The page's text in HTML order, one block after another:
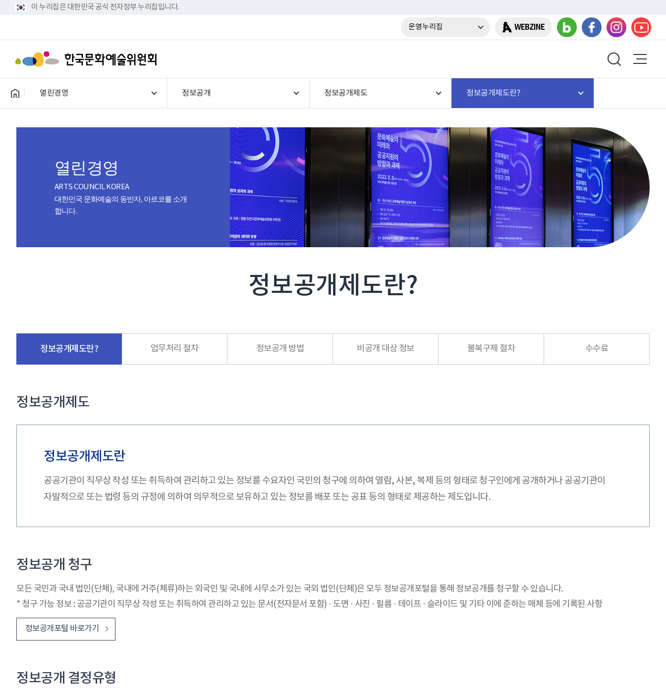
이 누리집은 대한민국 공식 전자정부 누리집입니다.
운영누리집 WEBZINE
열린경영 정보공개 정보공개제도 정보공개제도란?
열린경영
ARTS COUNCIL KOREA
대한민국 문화예술의 동반자, 아르코를 소개
합니다.
정보공개제도란?
정보공개제도란? 업무처리 절차 정보공개 방법 비공개 대상 정보 불복구제 절차 수수료
정보공개제도
정보공개제도란
공공기관이 직무상 작성 또는 취득하여 관리하고 있는 정보를 수요자인 국민의 청구에 의하여 열람, 사본, 복제 등의 형태로 청구인에게 공개하거나 공공기관이
자발적으로 또는 법령 등의 규정에 의하여 의무적으로 보유하고 있는 정보를 배포 또는 공표 등의 형태로 제공하는 제도입니다.
정보공개 청구
모든 국민과 국내 법인(단체), 국내에 거주(체류)하는 외국인 및 국내에 사무소가 있는 국외 법인(단체)은 모두 정보공개포털을 통해 정보공개를 청구할 수 있습니다.
* 청구 가능 정보 : 공공기관이 직무상 작성 또는 취득하여 관리하고 있는 문서(전자문서 포함) · 도면 · 사진 · 필름 · 테이프 · 슬라이드 및 기타 이에 준하는 매체 등에 기록된 사항
정보공개포털 바로가기
정보공개 결정유형